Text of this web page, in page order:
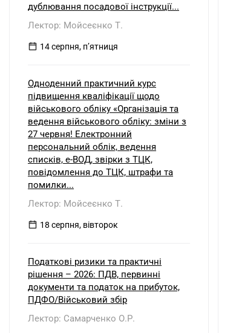
дублювання посадової інструкції...
Лектор: Мойсеєнко Т.
14 серпня, пʼятниця
Одноденний практичний курс
підвищення кваліфікації щодо
військового обліку «Організація та
ведення військового обліку: зміни з
27 червня! Електронний
персональний облік, ведення
списків, е-ВОД, звірки з ТЦК,
повідомлення до ТЦК, штрафи та
помилки...
Лектор: Мойсеєнко Т.
18 серпня, вівторок
Податкові ризики та практичні
рішення – 2026: ПДВ, первинні
документи та податок на прибуток,
ПДФО/Військовий збір
Лектор: Самарченко О.Р.